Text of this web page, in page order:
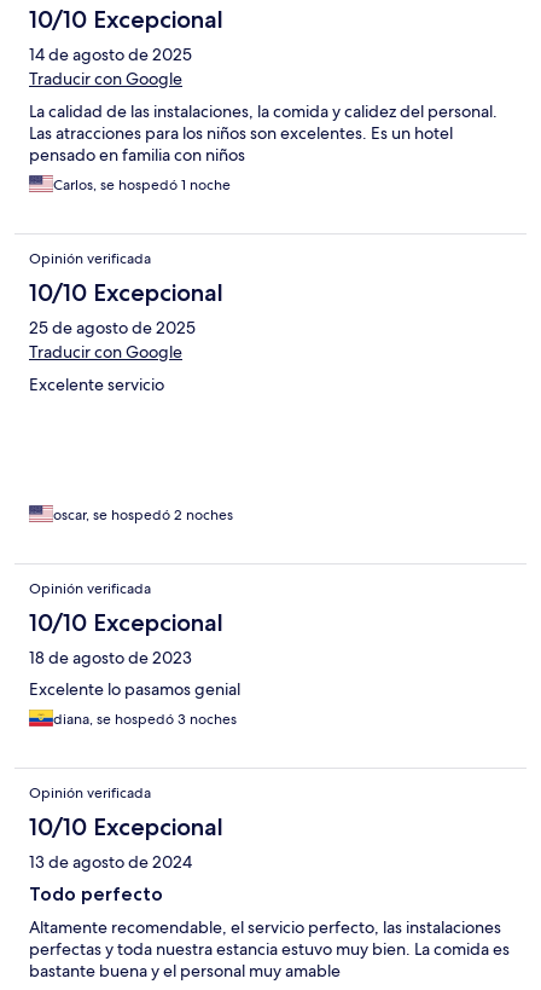
10/10 Excepcional
14 de agosto de 2025
Traducir con Google
La calidad de las instalaciones, la comida y calidez del personal.
Las atracciones para los niños son excelentes. Es un hotel
pensado en familia con niños
Carlos, se hospedó 1 noche
Opinión verificada
10/10 Excepcional
25 de agosto de 2025
Traducir con Google
Excelente servicio
oscar, se hospedó 2 noches
Opinión verificada
10/10 Excepcional
18 de agosto de 2023
Excelente lo pasamos genial
diana, se hospedó 3 noches
Opinión verificada
10/10 Excepcional
13 de agosto de 2024
Todo perfecto
Altamente recomendable, el servicio perfecto, las instalaciones
perfectas y toda nuestra estancia estuvo muy bien. La comida es
bastante buena y el personal muy amable